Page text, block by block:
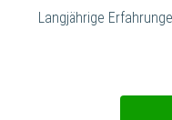
Langjährige